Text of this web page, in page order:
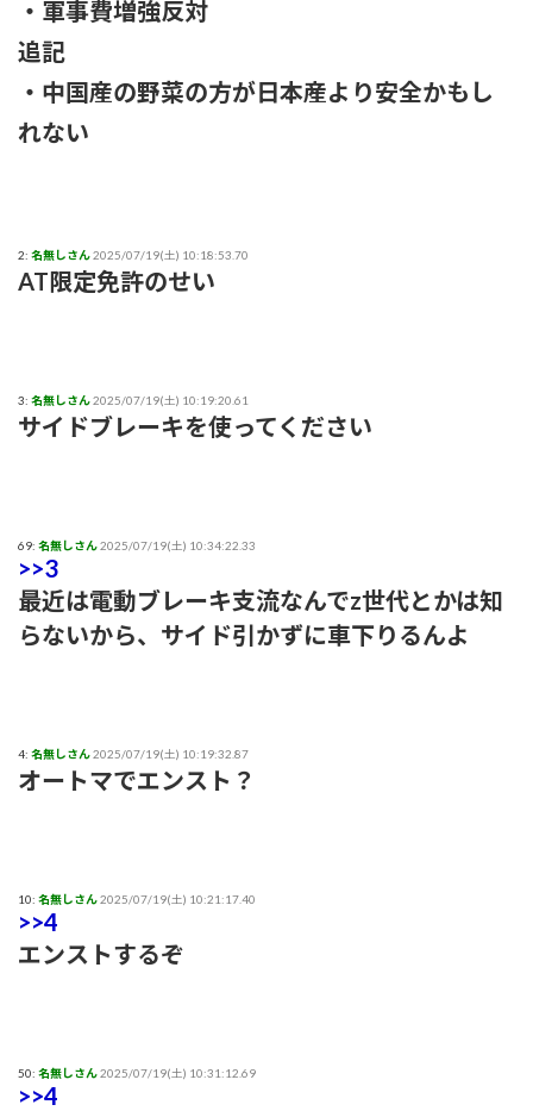
・軍事費増強反対
追記
・中国産の野菜の方が日本産より安全かもし
れない
2: 名無しさん2025/07/19(土) 10:18:53.70
AT限定免許のせい
3: 名無しさん2025/07/19(土) 10:19:20.61
サイドブレーキを使ってください
69: 名無しさん2025/07/19(土) 10:34:22.33
>>3
最近は電動ブレーキ支流なんでz世代とかは知
らないから、サイド引かずに車下りるんよ
4: 名無しさん2025/07/19(土) 10:19:32.87
オートマでエンスト？
10: 名無しさん2025/07/19(土) 10:21:17.40
>>4
エンストするぞ
50: 名無しさん2025/07/19(土) 10:31:12.69
>>4